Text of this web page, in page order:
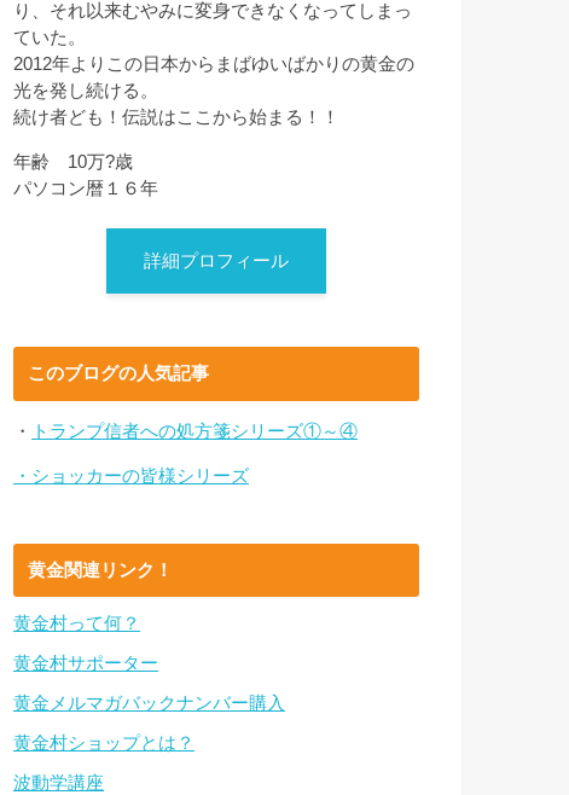
り、それ以来むやみに変身できなくなってしまっ
ていた。
2012年よりこの日本からまばゆいばかりの黄金の
光を発し続ける。
続け者ども！伝説はここから始まる！！
年齢 10万?歳
パソコン暦１６年
詳細プロフィール
このブログの人気記事
・ トランプ信者への処方箋シリーズ①～④
・ショッカーの皆様シリーズ
黄金関連リンク！
黄金村って何？
黄金村サポーター
黄金メルマガバックナンバー購入
黄金村ショップとは？
波動学講座